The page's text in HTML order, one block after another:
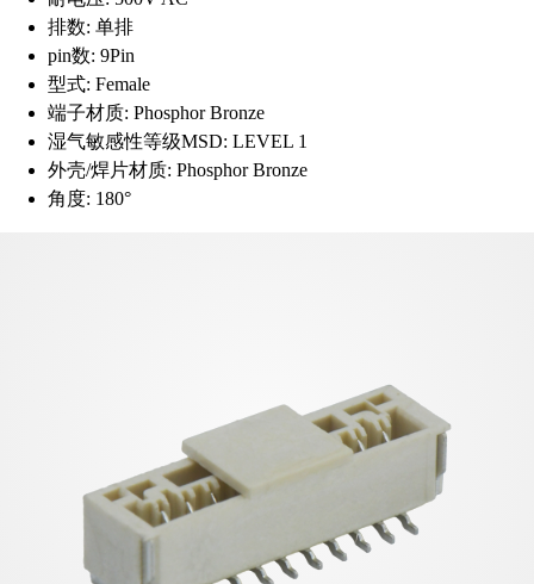
排数: 单排
pin数: 9Pin
型式: Female
端子材质: Phosphor Bronze
湿气敏感性等级MSD: LEVEL 1
外壳/焊片材质: Phosphor Bronze
角度: 180°